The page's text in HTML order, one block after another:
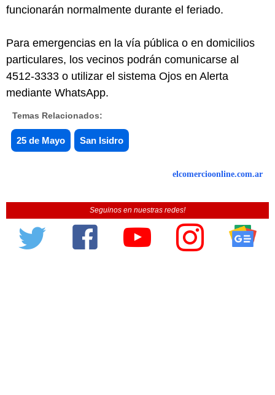
funcionarán normalmente durante el feriado.
Para emergencias en la vía pública o en domicilios
particulares, los vecinos podrán comunicarse al
4512-3333 o utilizar el sistema Ojos en Alerta
mediante WhatsApp.
Temas Relacionados:
25 de Mayo San Isidro
elcomercioonline.com.ar
Seguinos en nuestras redes!